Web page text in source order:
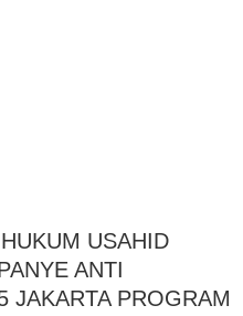
USAHID
ANTI
JAKARTA PROGRAM